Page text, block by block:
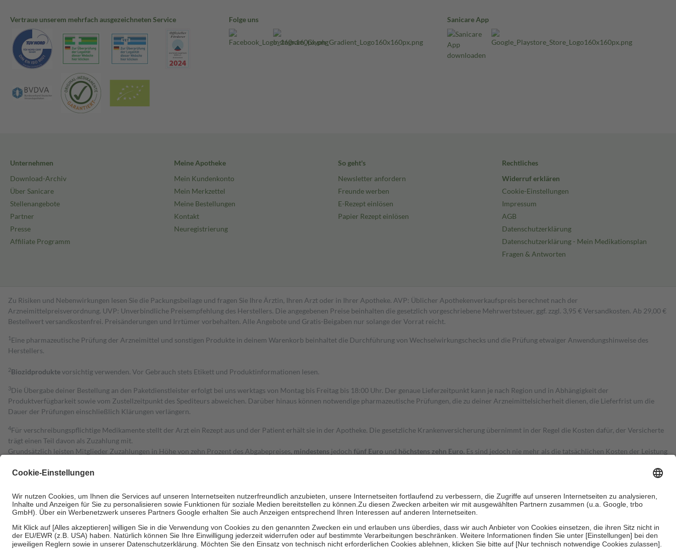
Vertraue unserem mehrfach ausgezeichneten Service Folge uns Sanicare App
Unternehmen
Download-Archiv
Über Sanicare
Stellenangebote
Partner
Presse
Affiliate Programm
Meine Apotheke
Mein Kundenkonto
Mein Merkzettel
Meine Bestellungen
Kontakt
Neuregistrierung
So geht's
Newsletter anfordern
Freunde werben
E-Rezept einlösen
Papier Rezept einlösen
Rechtliches
Widerruf erklären
Cookie-Einstellungen
Impressum
AGB
Datenschutzerklärung
Datenschutzerklärung - Mein Medikationsplan
Fragen & Antworten
Zu Risiken und Nebenwirkungen lesen Sie die Packungsbeilage und fragen Sie Ihre Ärztin, Ihren Arzt oder in Ihrer Apotheke. AVP: Üblicher Apothekenverkaufspreis berechnet nach der
Arzneimittelpreisverordnung. UVP: Unverbindliche Preisempfehlung des Herstellers. Die angegebenen Preise beinhalten die gesetzlich vorgeschriebene Mehrwertsteuer, ggf. zzgl. 3,95 € Versandkosten. Ab 29,00 €
Bestell­wert versand­kosten­frei. Preisänderungen und Irrtümer vorbehalten. Alle Angebote und Gratis-Beigaben nur solange der Vorrat reicht.
1 Eine pharmazeutische Prüfung der Arzneimittel und sonstigen Produkte in deinem Warenkorb beinhaltet die Durchführung von Wechselwirkungschecks und die Prüfung etwaiger Anwendungshinweise des
Herstellers.
2Biozidproduktevorsichtig verwenden. Vor Gebrauch stets Etikett und Produktinformationen lesen.
3Die Übergabe deiner Bestellung an den Paketdienstleister erfolgt bei uns werktags von Montag bis Freitag bis 18:00 Uhr. Der genaue Lieferzeitpunkt kann je nach Region und in Abhängigkeit der
Produktverfügbarkeit sowie vom Zustellzeitpunkt des Spediteurs abweichen. Darüber hinaus können notwendige pharmazeutische Prüfungen, die zu deiner Arzneimittelsicherheit dienen, die Lieferfrist um die
Dauer der Prüfungen einschließlich Klärungen verlängern.
4Für verschreibungspflichtige Medikamente stellt der Arzt ein Rezept aus und der Patient erhält sie in der Apotheke. Die gesetzliche Krankenversicherung übernimmt in der Regel die Kosten dafür, der Versicherte
trägt einen Teil davon als Zuzahlung mit.
Grundsätzlich leisten Mitglieder Zuzahlungen in Höhe von zehn Prozent des Abgabepreises, mindestens jedoch fünf Euro und höchstens zehn Euro. Es sind jedoch nie mehr als die tatsächlichen Kosten der Leistung
Diese Regeln gelten grundsätzlich auch für Online-Apotheken.
Um das Engagement der Versicherten für ihre eigene Gesundheit zu stärken und die besondere Stellung der Familie zu unterstützen, fallenkeine Zuzahlungen an bei:
• Kindern und Jugendlichen bis zum vollendeten 18. Lebensjahr mit Ausnahme der Fahrkosten
• Untersuchungen zur Vorsorge und Früherkennung, die von der GKV getragen werden
• empfohlenen Schutzimpfungen
• Harn- und Blutteststreifen